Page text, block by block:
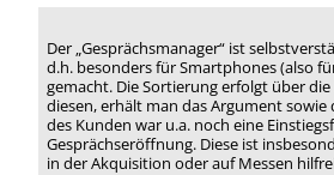
Der „Gesprächsmanager“ ist
d.h. besonders für Smartphones (also
gemacht. Die Sortierung erfolgt über
diesen, erhält man das Argument sowie
des Kunden war u.a. noch eine
Gesprächseröffnung. Diese ist
in der Akquisition oder auf Messen